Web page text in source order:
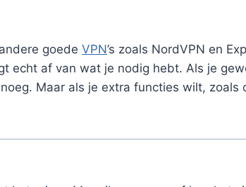
goede VPN’s zoals NordVPN en
echt af van wat je nodig hebt. Als je
Maar als je extra functies wilt, zoals